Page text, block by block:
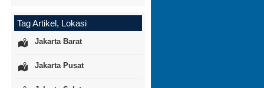
Tag Artikel, Lokasi
Jakarta Barat
Jakarta Pusat